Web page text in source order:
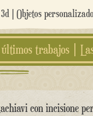
| Objetos
trabajos
con incisione